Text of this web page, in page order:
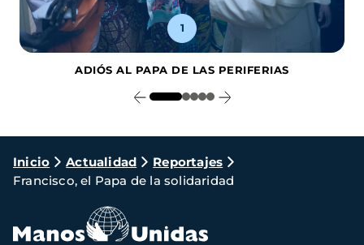
1
ADIÓS AL PAPA DE LAS PERIFERIAS
Ruta
de
navegación
Inicio Actualidad
Reportajes
Francisco, el Papa de la solidaridad